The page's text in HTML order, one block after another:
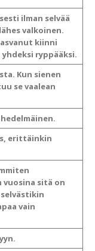
ilman selvää
valkoinen.
kiinni
ryppääksi.
Kun sienen
se vaalean
erittäinkin
vuosina sitä on
vain